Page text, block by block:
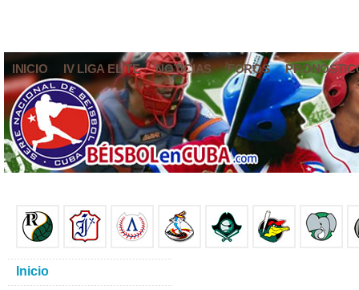
INICIO IV LIGA ELITE NOTICIAS FOROS
Inicio